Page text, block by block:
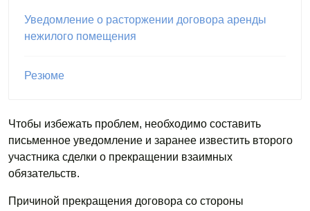
Уведомление о расторжении договора аренды
нежилого помещения
Резюме
Чтобы избежать проблем, необходимо составить
письменное уведомление и заранее известить второго
участника сделки о прекращении взаимных
обязательств.
Причиной прекращения договора со стороны